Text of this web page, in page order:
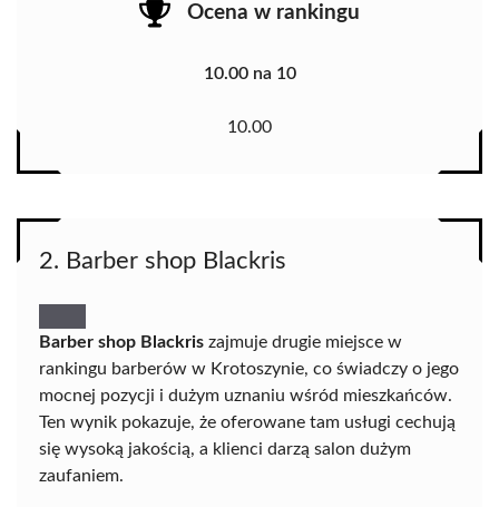
Ocena w rankingu
10.00 na 10
10.00
2. Barber shop Blackris
Barber shop Blackris zajmuje drugie miejsce w
rankingu barberów w Krotoszynie, co świadczy o jego
mocnej pozycji i dużym uznaniu wśród mieszkańców.
Ten wynik pokazuje, że oferowane tam usługi cechują
się wysoką jakością, a klienci darzą salon dużym
zaufaniem.